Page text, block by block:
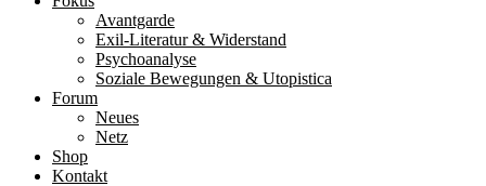
Avantgarde
Exil-Literatur & Widerstand
Psychoanalyse
Soziale Bewegungen & Utopistica
Forum
Neues
Netz
Shop
Kontakt